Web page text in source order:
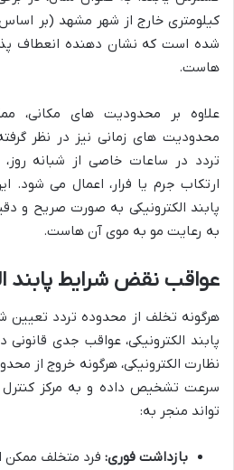
کیلومتری خارج از شهر مشهد (بر
شده است که نشان دهنده انعطاف
هاست.
علاوه بر محدودیت های مکانی،
محدودیت های زمانی نیز در نظر
تردد در ساعات خاصی از شبانه
ارتکاب جرم یا فرار، اعمال می شود.
پابند الکترونیکی به صورت صریح و
به رعایت مو به موی آن هاست.
عواقب نقض شرایط پابند
هرگونه تخلف از محدوده تردد تعیین
پابند الکترونیکی، عواقب جدی
نظارت الکترونیکی، هرگونه خروج از
سرعت تشخیص داده و به مرکز
تواند منجر به:
بازداشت فوری: فرد متخلف ممکن